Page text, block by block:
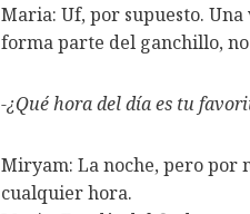
Maria: Uf, por supuesto.
forma parte del ganchillo,
-¿Qué hora del día es tu
Miryam: La noche, pero por
cualquier hora.